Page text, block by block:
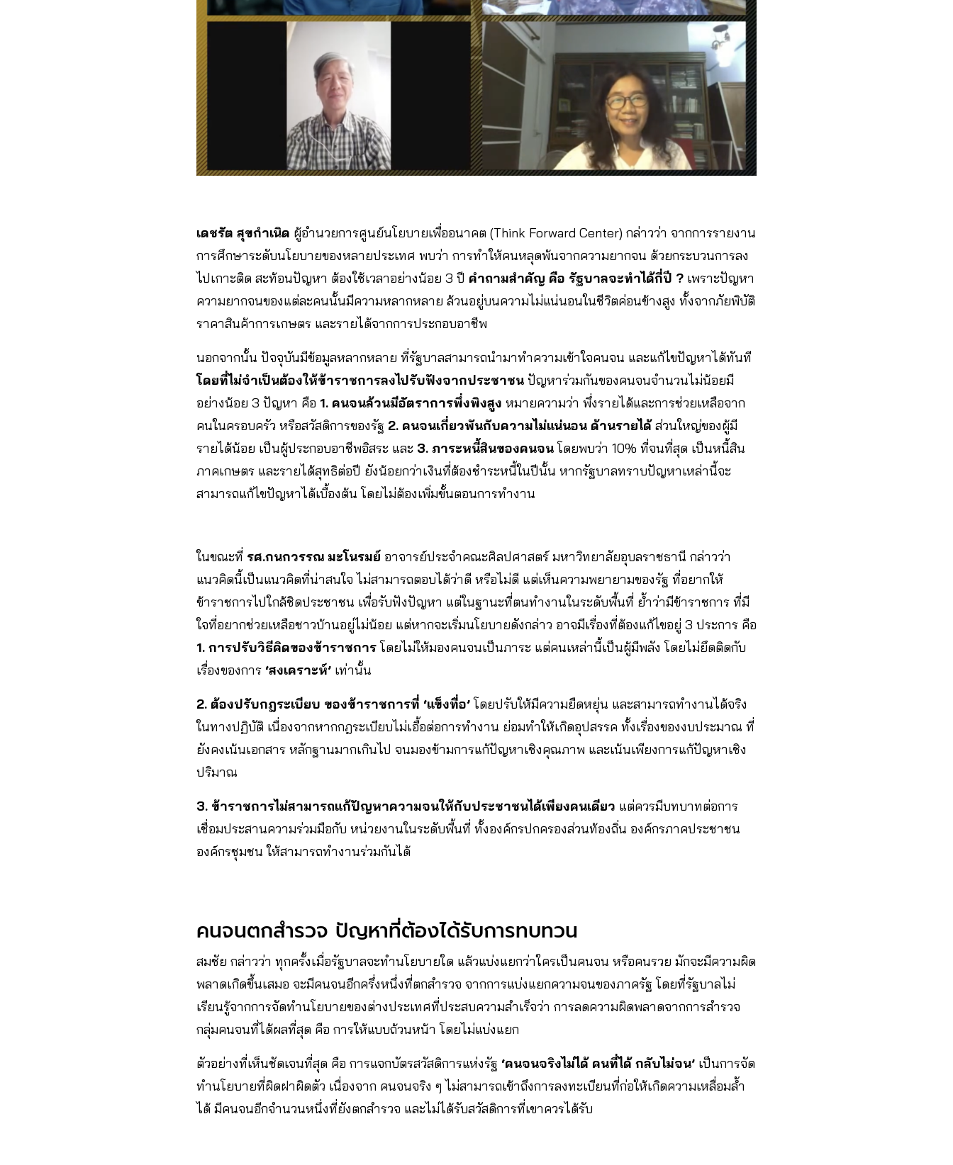
เดชรัต สุขกำเนิด ผู้อำนวยการศูนย์นโยบายเพื่ออนาคต (Think Forward Center) กล่าวว่า จากการรายงาน
การศึกษาระดับนโยบายของหลายประเทศ พบว่า การทำให้คนหลุดพ้นจากความยากจน ด้วยกระบวนการลง
ไปเกาะติด สะท้อนปัญหา ต้องใช้เวลาอย่างน้อย 3 ปี คำถามสำคัญ คือ รัฐบาลจะทำได้กี่ปี ? เพราะปัญหา
ความยากจนของแต่ละคนนั้นมีความหลากหลาย ล้วนอยู่บนความไม่แน่นอนในชีวิตค่อนข้างสูง ทั้งจากภัยพิบัติ
ราคาสินค้าการเกษตร และรายได้จากการประกอบอาชีพ
นอกจากนั้น ปัจจุบันมีข้อมูลหลากหลาย ที่รัฐบาลสามารถนำมาทำความเข้าใจคนจน และแก้ไขปัญหาได้ทันที
โดยที่ไม่จำเป็นต้องให้ข้าราชการลงไปรับฟังจากประชาชน ปัญหาร่วมกันของคนจนจำนวนไม่น้อยมี
อย่างน้อย 3 ปัญหา คือ 1. คนจนล้วนมีอัตราการพึ่งพิงสูง หมายความว่า พึ่งรายได้และการช่วยเหลือจาก
คนในครอบครัว หรือสวัสดิการของรัฐ 2. คนจนเกี่ยวพันกับความไม่แน่นอน ด้านรายได้ส่วนใหญ่ของผู้มี
รายได้น้อย เป็นผู้ประกอบอาชีพอิสระ และ 3. ภาระหนี้สินของคนจนโดยพบว่า 10% ที่จนที่สุด เป็นหนี้สิน
ภาคเกษตร และรายได้สุทธิต่อปี ยังน้อยกว่าเงินที่ต้องชำระหนี้ในปีนั้น หากรัฐบาลทราบปัญหาเหล่านี้จะ
สามารถแก้ไขปัญหาได้เบื้องต้น โดยไม่ต้องเพิ่มขั้นตอนการทำงาน
ในขณะที่ รศ.กนกวรรณ มะโนรมย์ อาจารย์ประจำคณะศิลปศาสตร์ มหาวิทยาลัยอุบลราชธานี กล่าวว่า
แนวคิดนี้เป็นแนวคิดที่น่าสนใจ ไม่สามารถตอบได้ว่าดี หรือไม่ดี แต่เห็นความพยายามของรัฐ ที่อยากให้
ข้าราชการไปใกล้ชิดประชาชน เพื่อรับฟังปัญหา แต่ในฐานะที่ตนทำงานในระดับพื้นที่ ย้ำว่ามีข้าราชการ ที่มี
ใจที่อยากช่วยเหลือชาวบ้านอยู่ไม่น้อย แต่หากจะเริ่มนโยบายดังกล่าว อาจมีเรื่องที่ต้องแก้ไขอยู่ 3 ประการ คือ
1. การปรับวิธีคิดของข้าราชการโดยไม่ให้มองคนจนเป็นภาระ แต่คนเหล่านี้เป็นผู้มีพลัง โดยไม่ยึดติดกับ
เรื่องของการ ‘สงเคราะห์’ เท่านั้น
2. ต้องปรับกฎระเบียบ ของข้าราชการที่ ‘แข็งทื่อ’โดยปรับให้มีความยืดหยุ่น และสามารถทำงานได้จริง
ในทางปฏิบัติ เนื่องจากหากกฎระเบียบไม่เอื้อต่อการทำงาน ย่อมทำให้เกิดอุปสรรค ทั้งเรื่องของงบประมาณ ที่
ยังคงเน้นเอกสาร หลักฐานมากเกินไป จนมองข้ามการแก้ปัญหาเชิงคุณภาพ และเน้นเพียงการแก้ปัญหาเชิง
ปริมาณ
3. ข้าราชการไม่สามารถแก้ปัญหาความจนให้กับประชาชนได้เพียงคนเดียว แต่ควรมีบทบาทต่อการ
เชื่อมประสานความร่วมมือกับ หน่วยงานในระดับพื้นที่ ทั้งองค์กรปกครองส่วนท้องถิ่น องค์กรภาคประชาชน
องค์กรชุมชน ให้สามารถทำงานร่วมกันได้
คนจนตกสำรวจ ปัญหาที่ต้องได้รับการทบทวน
สมชัย กล่าวว่า ทุกครั้งเมื่อรัฐบาลจะทำนโยบายใด แล้วแบ่งแยกว่าใครเป็นคนจน หรือคนรวย มักจะมีความผิด
พลาดเกิดขึ้นเสมอ จะมีคนจนอีกครึ่งหนึ่งที่ตกสำรวจ จากการแบ่งแยกความจนของภาครัฐ โดยที่รัฐบาลไม่
เรียนรู้จากการจัดทำนโยบายของต่างประเทศที่ประสบความสำเร็จว่า การลดความผิดพลาดจากการสำรวจ
กลุ่มคนจนที่ได้ผลที่สุด คือ การให้แบบถ้วนหน้า โดยไม่แบ่งแยก
ตัวอย่างที่เห็นชัดเจนที่สุด คือ การแจกบัตรสวัสดิการแห่งรัฐ ‘คนจนจริงไม่ได้ คนที่ได้ กลับไม่จน’ เป็นการจัด
ทำนโยบายที่ผิดฝาผิดตัว เนื่องจาก คนจนจริง ๆ ไม่สามารถเข้าถึงการลงทะเบียนที่ก่อให้เกิดความเหลื่อมล้ำ
ได้ มีคนจนอีกจำนวนหนึ่งที่ยังตกสำรวจ และไม่ได้รับสวัสดิการที่เขาควรได้รับ